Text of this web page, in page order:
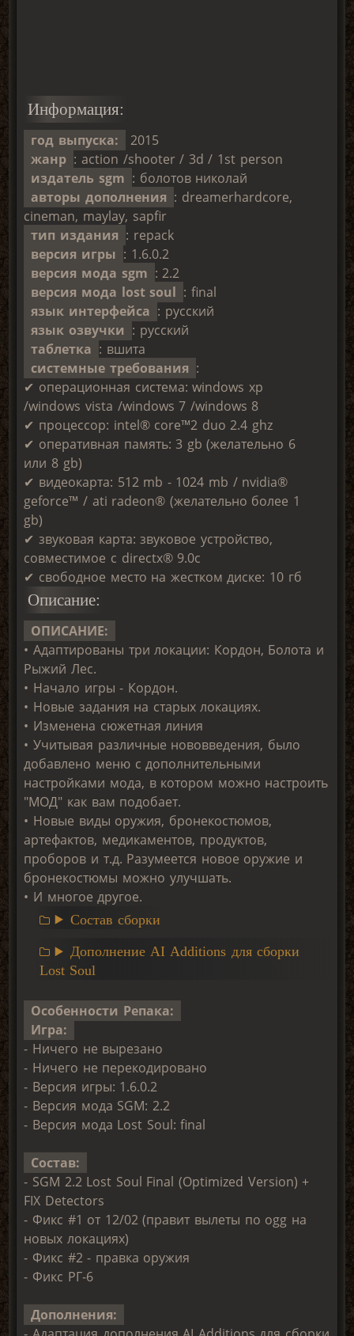
Информация:
год выпуска:
2015
жанр : action /shooter / 3d / 1st person
издатель sgm : болотов николай
авторы дополнения : dreamerhardcore,
cineman, maylay, sapfir
тип издания : repack
версия игры : 1.6.0.2
версия мода sgm : 2.2
версия мода lost soul : final
язык интерфейса : русский
язык озвучки : русский
таблетка : вшита
системные требования :
✔ операционная система: windows xp
/windows vista /windows 7 /windows 8
✔ процессор: intel® core™2 duo 2.4 ghz
✔ оперативная память: 3 gb (желательно 6
или 8 gb)
✔ видеокарта: 512 mb - 1024 mb / nvidia®
geforce™ / ati radeon® (желательно более 1
gb)
✔ звуковая карта: звуковое устройство,
совместимое с directx® 9.0с
✔ свободное место на жестком диске: 10 гб
Описание:
ОПИСАНИЕ:
• Адаптированы три локации: Кордон, Болота и
Рыжий Лес.
• Начало игры - Кордон.
• Новые задания на старых локациях.
• Изменена сюжетная линия
• Учитывая различные нововведения, было
добавлено меню с дополнительными
настройками мода, в котором можно настроить
"МОД" как вам подобает.
• Новые виды оружия, бронекостюмов,
артефактов, медикаментов, продуктов,
проборов и т.д. Разумеется новое оружие и
бронекостюмы можно улучшать.
• И многое другое.
Состав сборки
Дополнение AI Additions для сборки
Lost Soul
Особенности Репака:
Игра:
- Ничего не вырезано
- Ничего не перекодировано
- Версия игры: 1.6.0.2
- Версия мода SGM: 2.2
- Версия мода Lost Soul: final
Состав:
- SGM 2.2 Lost Soul Final (Optimized Version) +
FIX Detectors
- Фикс #1 от 12/02 (правит вылеты по ogg на
новых локациях)
- Фикс #2 - правка оружия
- Фикс РГ-6
Дополнения: